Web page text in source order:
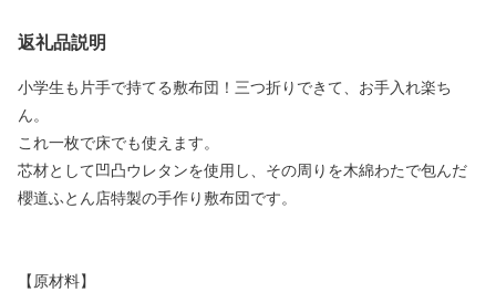
返礼品説明
小学生も片手で持てる敷布団！三つ折りできて、お手入れ楽ち
ん。
これ一枚で床でも使えます。
芯材として凹凸ウレタンを使用し、その周りを木綿わたで包んだ
櫻道ふとん店特製の手作り敷布団です。
【原材料】